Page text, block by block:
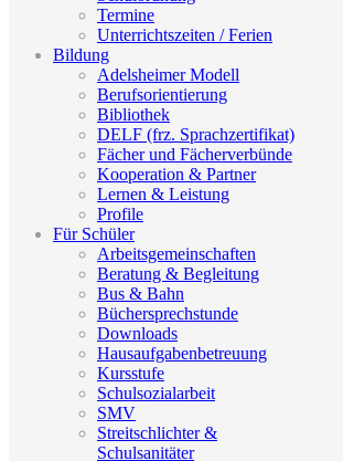
Termine
Unterrichtszeiten / Ferien
Bildung
Adelsheimer Modell
Berufsorientierung
Bibliothek
DELF (frz. Sprachzertifikat)
Fächer und Fächerverbünde
Kooperation & Partner
Lernen & Leistung
Profile
Für Schüler
Arbeitsgemeinschaften
Beratung & Begleitung
Bus & Bahn
Büchersprechstunde
Downloads
Hausaufgabenbetreuung
Kursstufe
Schulsozialarbeit
SMV
Streitschlichter &
Schulsanitäter